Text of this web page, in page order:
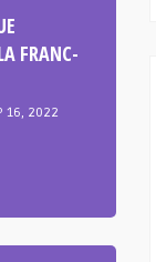
FRANC-
16, 2022